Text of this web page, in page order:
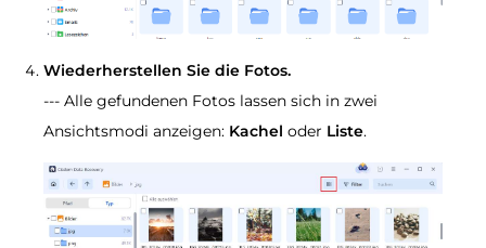
Wiederherstellen Sie die Fotos.
--- Alle gefundenen Fotos lassen sich in zwei
Ansichtsmodi anzeigen: Kachel oder Liste.